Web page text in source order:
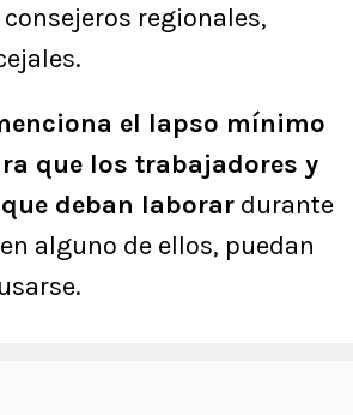
regionales,
el lapso mínimo
que los trabajadores y
deban laborar durante
alguno de ellos, puedan